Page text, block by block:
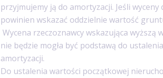
przyjmujemy ją do amortyzacji. Jeśli
powinien wskazać oddzielnie wartość
Wycena rzeczoznawcy wskazująca wyższą
nie będzie mogła być podstawą do
amortyzacji.
Do ustalenia wartości początkowej